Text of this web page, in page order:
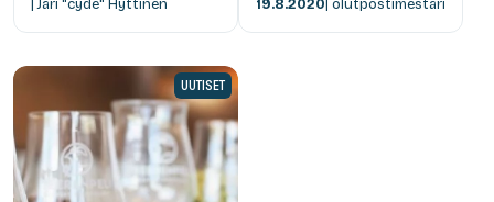
| Jari "cyde" Hyttinen
19.8.2020| olutpostimestari
UUTISET